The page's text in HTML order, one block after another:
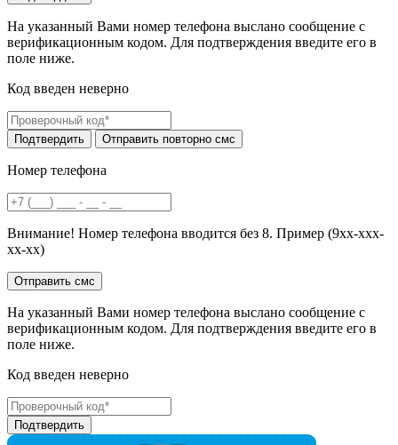
На указанный Вами номер телефона выслано сообщение с
верификационным кодом. Для подтверждения введите его в
поле ниже.
Код введен неверно
Номер телефона
Внимание! Номер телефона вводится без 8. Пример (9хх-ххх-
хх-хх)
На указанный Вами номер телефона выслано сообщение с
верификационным кодом. Для подтверждения введите его в
поле ниже.
Код введен неверно